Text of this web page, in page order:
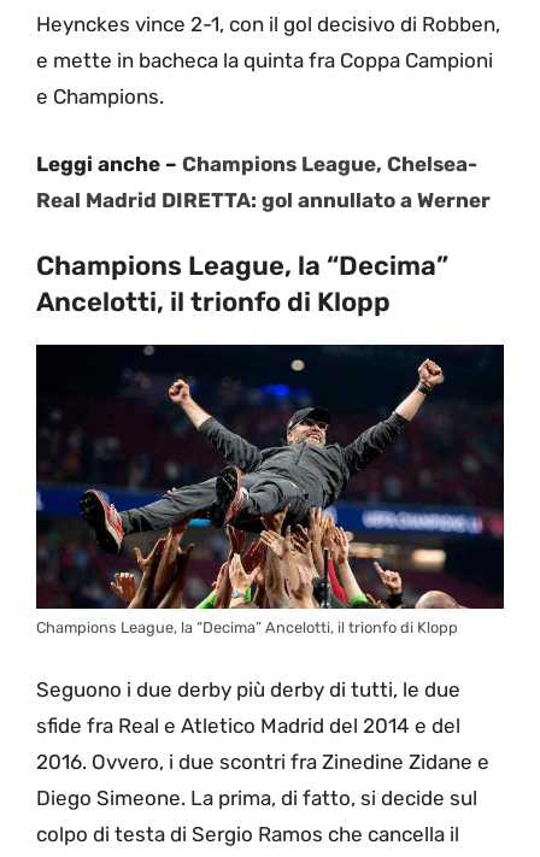
Heynckes vince 2-1, con il gol decisivo di Robben,
e mette in bacheca la quinta fra Coppa Campioni
e Champions.
Leggi anche – Champions League, Chelsea-
Real Madrid DIRETTA: gol annullato a Werner
Champions League, la “Decima”
Ancelotti, il trionfo di Klopp
Champions League, la “Decima” Ancelotti, il trionfo di Klopp
Seguono i due derby più derby di tutti, le due
sfide fra Real e Atletico Madrid del 2014 e del
2016. Ovvero, i due scontri fra Zinedine Zidane e
Diego Simeone. La prima, di fatto, si decide sul
colpo di testa di Sergio Ramos che cancella il